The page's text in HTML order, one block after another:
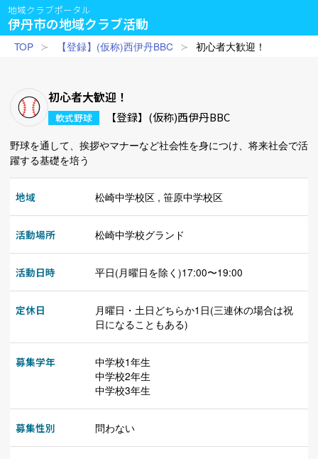
地域クラブポータル
伊丹市の地域クラブ活動
TOP 【登録】(仮称)西伊丹BBC 初心者大歓迎！
初心者大歓迎！
軟式野球 【登録】(仮称)西伊丹BBC
野球を通して、挨拶やマナーなど社会性を身につけ、将来社会で活
躍する基礎を培う
地域 松崎中学校区 , 笹原中学校区
活動場所 松崎中学校グランド
活動日時 平日(月曜日を除く)17:00〜19:00
定休日
月曜日・土日どちらか1日(三連休の場合は祝
日になることもある)
募集学年
中学校1年生
中学校2年生
中学校3年生
募集性別 問わない